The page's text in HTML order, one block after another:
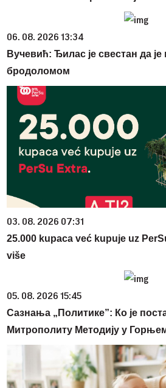
06. 08. 2026 13:34
Вучевић: Ђилас је свестан да
бродоломом
03. 08. 2026 07:31
25.000 kupaca već kupuje uz
više
05. 08. 2026 15:45
Сазнања „Политике”: Ко је
Митрополиту Методију у